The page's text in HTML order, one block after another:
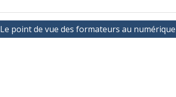
Le point de vue des formateurs au numérique